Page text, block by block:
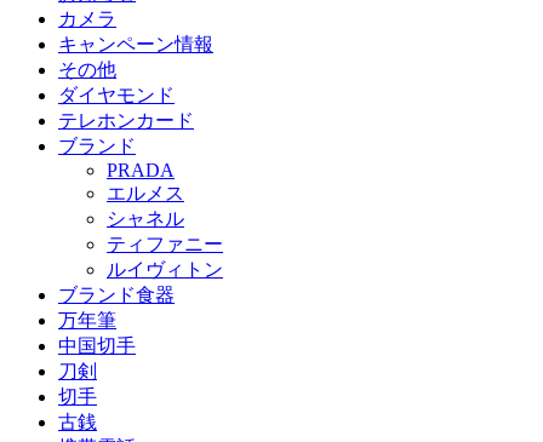
カメラ
キャンペーン情報
その他
ダイヤモンド
テレホンカード
ブランド
PRADA
エルメス
シャネル
ティファニー
ルイヴィトン
ブランド食器
万年筆
中国切手
刀剣
切手
古銭